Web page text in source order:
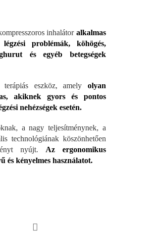
inhalátor alkalmas
problémák, köhögés,
és egyéb betegségek
eszköz, amely olyan
akiknek gyors és pontos
nehézségek esetén.
a nagy teljesítménynek, a
technológiának köszönhetően
nyújt. Az ergonomikus
és kényelmes használatot.